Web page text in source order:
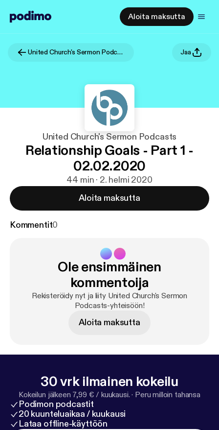
Aloita maksutta
United Church's Sermon Podcasts Jaa
United Church's Sermon Podcasts
Relationship Goals - Part 1 -
02.02.2020
44 min · 2. helmi 2020
Aloita maksutta
Kommentit0
Ole ensimmäinen
kommentoija
Rekisteröidy nyt ja liity United Church's Sermon
Podcasts-yhteisöön!
Aloita maksutta
30 vrk ilmainen kokeilu
Kokeilun jälkeen 7,99 € / kuukausi. · Peru milloin tahansa
Podimon podcastit
20 kuunteluaikaa / kuukausi
Lataa offline-käyttöön